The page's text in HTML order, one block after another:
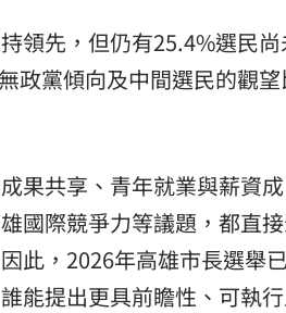
領先，但仍有25.4%選民尚
政黨傾向及中間選民的觀
果共享、青年就業與薪資成
國際競爭力等議題，都直
此，2026年高雄市長選舉已
能提出更具前瞻性、可執行